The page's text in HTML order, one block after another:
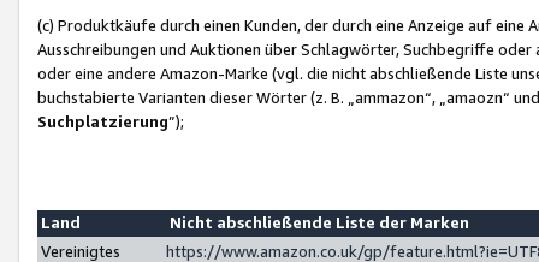
(c) Produktkäufe durch einen Kunden, der durch eine Anzeige auf
Ausschreibungen und Auktionen über Schlagwörter, Suchbegriffe
oder eine andere Amazon-Marke (vgl. die nicht abschließende Liste
buchstabierte Varianten dieser Wörter (z. B. „ammazon“, „amaozn“
Suchplatzierung”);
Land
Nicht abschließende Liste der Marken
Vereinigtes
https://www.amazon.co.uk/gp/